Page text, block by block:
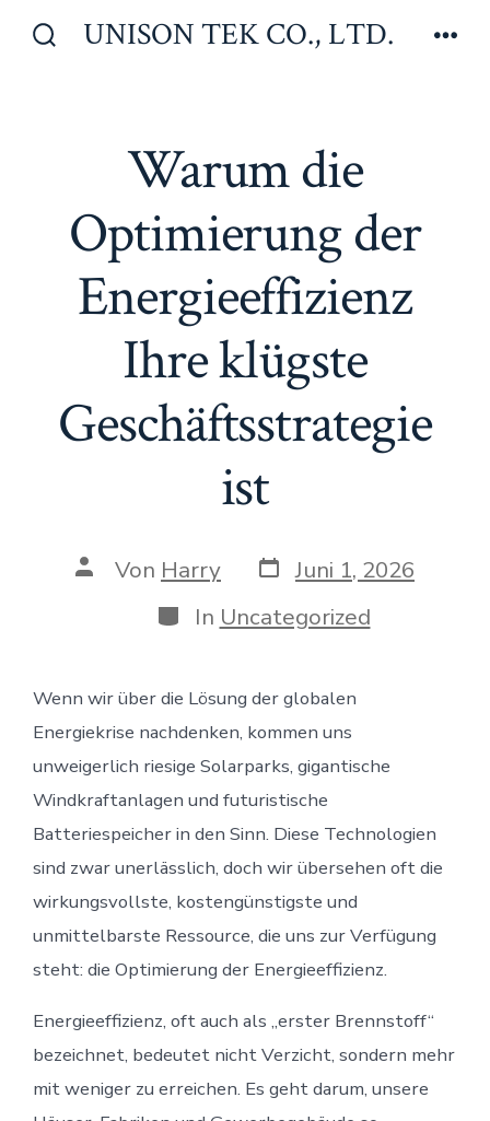
Inhalt
UNISON TEK CO., LTD.
Warum die
Optimierung der
Energieeffizienz
Ihre klügste
Geschäftsstrategie
ist
Beitragsautor
Von Harry
Juni 1, 2026
Kategorien
In Uncategorized
Wenn wir über die Lösung der globalen
Energiekrise nachdenken, kommen uns
unweigerlich riesige Solarparks, gigantische
Windkraftanlagen und futuristische
Batteriespeicher in den Sinn. Diese Technologien
sind zwar unerlässlich, doch wir übersehen oft die
wirkungsvollste, kostengünstigste und
unmittelbarste Ressource, die uns zur Verfügung
steht: die Optimierung der Energieeffizienz.
Energieeffizienz, oft auch als „erster Brennstoff“
bezeichnet, bedeutet nicht Verzicht, sondern mehr
mit weniger zu erreichen. Es geht darum, unsere